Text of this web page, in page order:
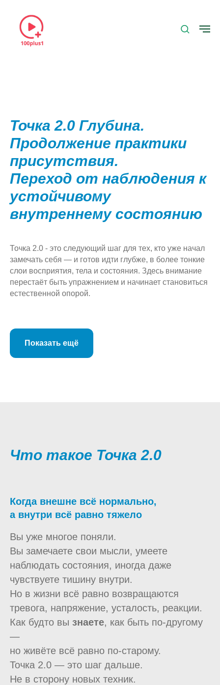
Точка 2.0 Глубина.
Продолжение практики
присутствия.
Переход от наблюдения к
устойчивому
внутреннему состоянию
Точка 2.0 - это следующий шаг для тех, кто уже начал
замечать себя — и готов идти глубже, в более тонкие
слои восприятия, тела и состояния. Здесь внимание
перестаёт быть упражнением и начинает становиться
естественной опорой.
Показать ещё
Что такое Точка 2.0
Когда внешне всё нормально,
а внутри всё равно тяжело
Вы уже многое поняли.
Вы замечаете свои мысли, умеете
наблюдать состояния, иногда даже
чувствуете тишину внутри.
Но в жизни всё равно возвращаются
тревога, напряжение, усталость, реакции.
Как будто вы знаете, как быть по-другому
—
но живёте всё равно по-старому.
Точка 2.0 — это шаг дальше.
Не в сторону новых техник.